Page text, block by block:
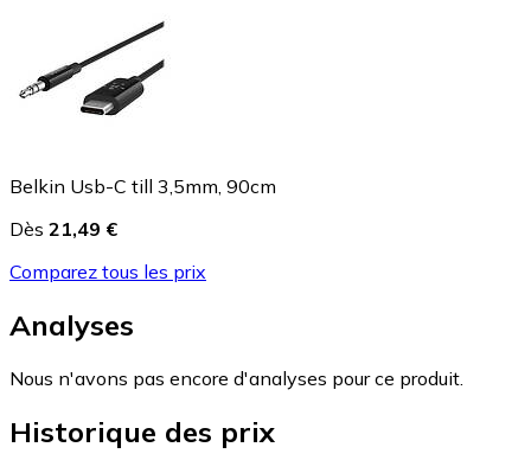
Belkin Usb-C till 3,5mm, 90cm
Dès 21,49 €
Comparez tous les prix
Analyses
Nous n'avons pas encore d'analyses pour ce produit.
Historique des prix